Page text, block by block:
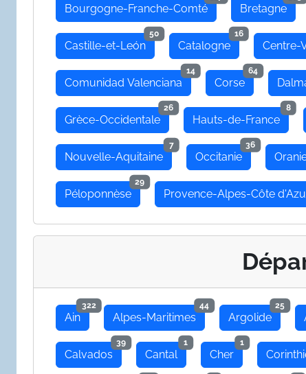
Bourgogne-Franche-Comté Bretagne
Castille-et-León
50
Catalogne
16
Centre-
Comunidad Valenciana
14
Corse
64
Grèce-Occidentale
26
Hauts-de-France
8
Nouvelle-Aquitaine
7
Occitanie
36
Péloponnèse
29
Provence-Alpes-Côte
Ain
322
Alpes-Maritimes
44
Argolide
25
Calvados
39
Cantal
1
Cher
1